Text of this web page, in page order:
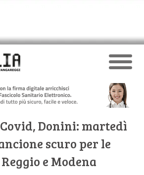
Donini: martedì
scuro per le
e Modena